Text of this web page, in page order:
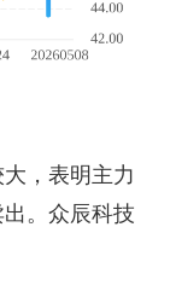
，表明主力
。众辰科技